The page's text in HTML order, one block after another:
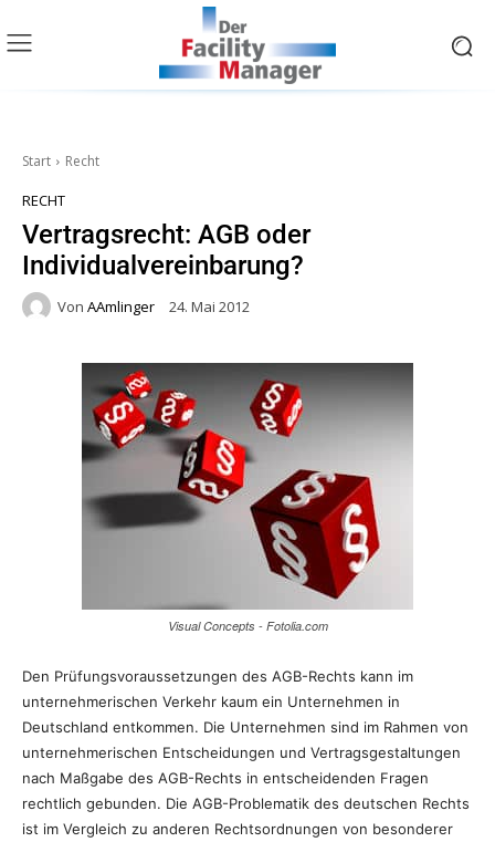
Start Recht
RECHT
Vertragsrecht: AGB oder
Individualvereinbarung?
Von AAmlinger 24. Mai 2012
Visual Concepts - Fotolia.com
Den Prüfungsvoraussetzungen des AGB-Rechts kann im
unternehmerischen Verkehr kaum ein Unternehmen in
Deutschland entkommen. Die Unternehmen sind im Rahmen von
unternehmerischen Entscheidungen und Vertragsgestaltungen
nach Maßgabe des AGB-Rechts in entscheidenden Fragen
rechtlich gebunden. Die AGB-Problematik des deutschen Rechts
ist im Vergleich zu anderen Rechtsordnungen von besonderer